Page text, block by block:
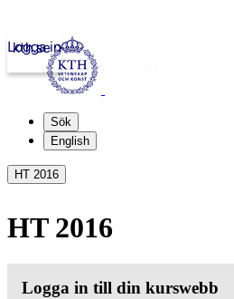
kth.se
Logga in
Sök
English
HT 2016
HT 2016
Logga in till din kurswebb